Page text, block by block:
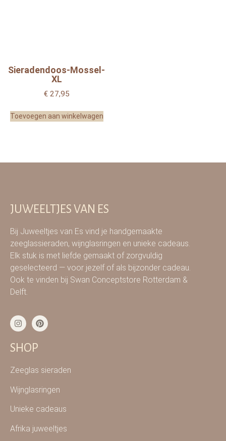
Sieradendoos-Mossel-
XL
€27,95
Toevoegen aan winkelwagen
JUWEELTJES VAN ES
Bij Juweeltjes van Es vind je handgemaakte
zeeglassieraden, wijnglasringen en unieke cadeaus.
Elk stuk is met liefde gemaakt of zorgvuldig
geselecteerd — voor jezelf of als bijzonder cadeau.
Ook te vinden bij Swan Conceptstore Rotterdam &
Delft.
SHOP
Zeeglas sieraden
Wijnglasringen
Unieke cadeaus
Afrika juweeltjes